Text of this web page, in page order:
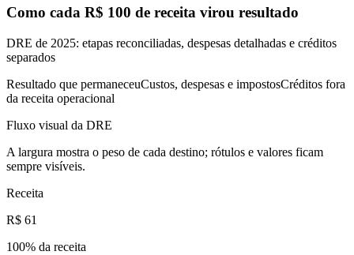
Como cada R$ 100 de receita virou resultado
DRE de 2025: etapas reconciliadas, despesas detalhadas e créditos
separados
Resultado que permaneceuCustos, despesas e impostosCréditos fora
da receita operacional
Fluxo visual da DRE
A largura mostra o peso de cada destino; rótulos e valores ficam
sempre visíveis.
Receita
R$ 61
100% da receita